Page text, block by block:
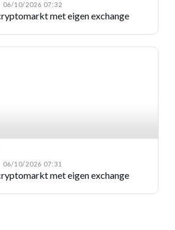
06/10/2026 07:32
met eigen exchange
06/10/2026 07:31
met eigen exchange